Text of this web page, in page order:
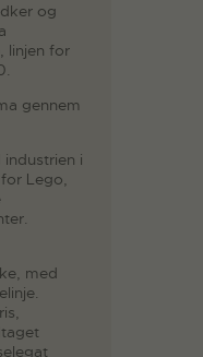
og
linjen for
gennem
i
Lego,
med